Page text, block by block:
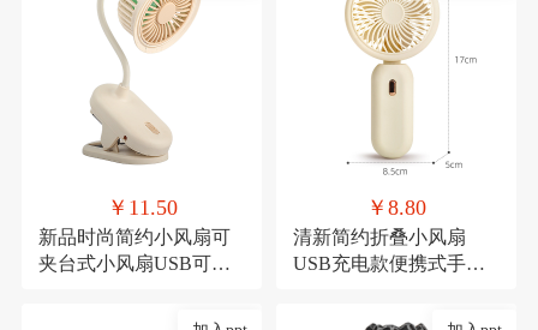
￥11.50
新品时尚简约小风扇可
夹台式小风扇USB可充
￥8.80
清新简约折叠小风扇
USB充电款便携式手持